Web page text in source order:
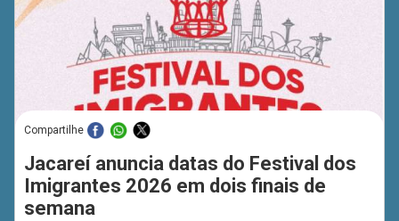
Compartilhe
Jacareí anuncia datas do Festival dos
Imigrantes 2026 em dois finais de
semana